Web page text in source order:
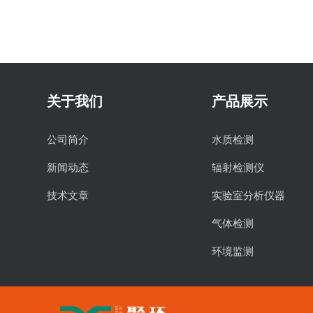
关于我们
公司简介
新闻动态
技术文章
产品展示
水质检测
辐射检测仪
实验室分析仪器
气体检测
环境监测